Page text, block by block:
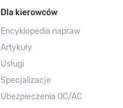
Dla kierowców
Encyklopedia napraw
Artykuły
Usługi
Specjalizacje
Ubezpieczenia OC/AC